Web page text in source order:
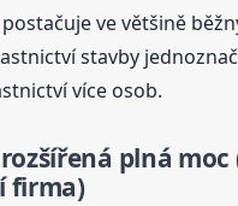
ve většině
stavby
více osob.
rozšířená plná
firma)